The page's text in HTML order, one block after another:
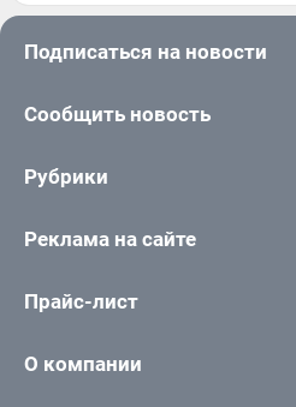
Подписаться на новости
Сообщить новость
Рубрики
Реклама на сайте
Прайс-лист
О компании